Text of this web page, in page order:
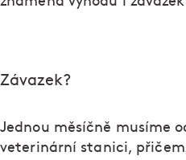
Závazek?
Jednou měsíčně musíme
veterinární stanici,